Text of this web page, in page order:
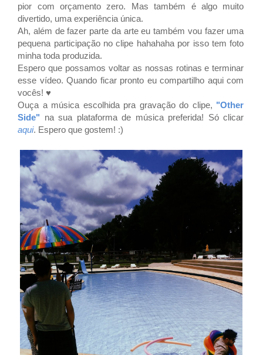
pior com orçamento zero. Mas também é algo muito
divertido, uma experiência única.
Ah, além de fazer parte da arte eu também vou fazer uma
pequena participação no clipe hahahaha por isso tem foto
minha toda produzida.
Espero que possamos voltar as nossas rotinas e terminar
esse vídeo. Quando ficar pronto eu compartilho aqui com
vocês! ♥
Ouça a música escolhida pra gravação do clipe, "Other
Side" na sua plataforma de música preferida! Só clicar
aqui. Espero que gostem! :)